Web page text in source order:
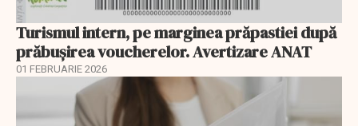
Turismul intern, pe marginea prăpastiei după
prăbușirea voucherelor. Avertizare ANAT
01 FEBRUARIE 2026